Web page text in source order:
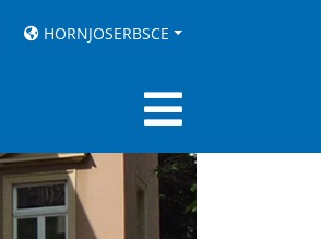
HORNJOSERBSCE